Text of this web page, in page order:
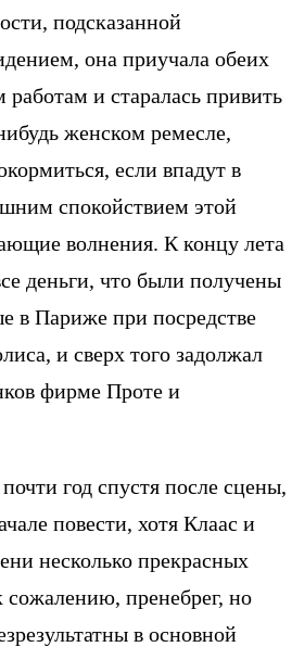
подсказанной
она приучала обеих
и старалась привить
женском ремесле,
если впадут в
спокойствием этой
волнения. К концу лета
деньги, что были получены
в Париже при посредстве
и сверх того задолжал
фирме Проте и
год спустя после сцены,
повести, хотя Клаас и
несколько прекрасных
пренебрег, но
в основной